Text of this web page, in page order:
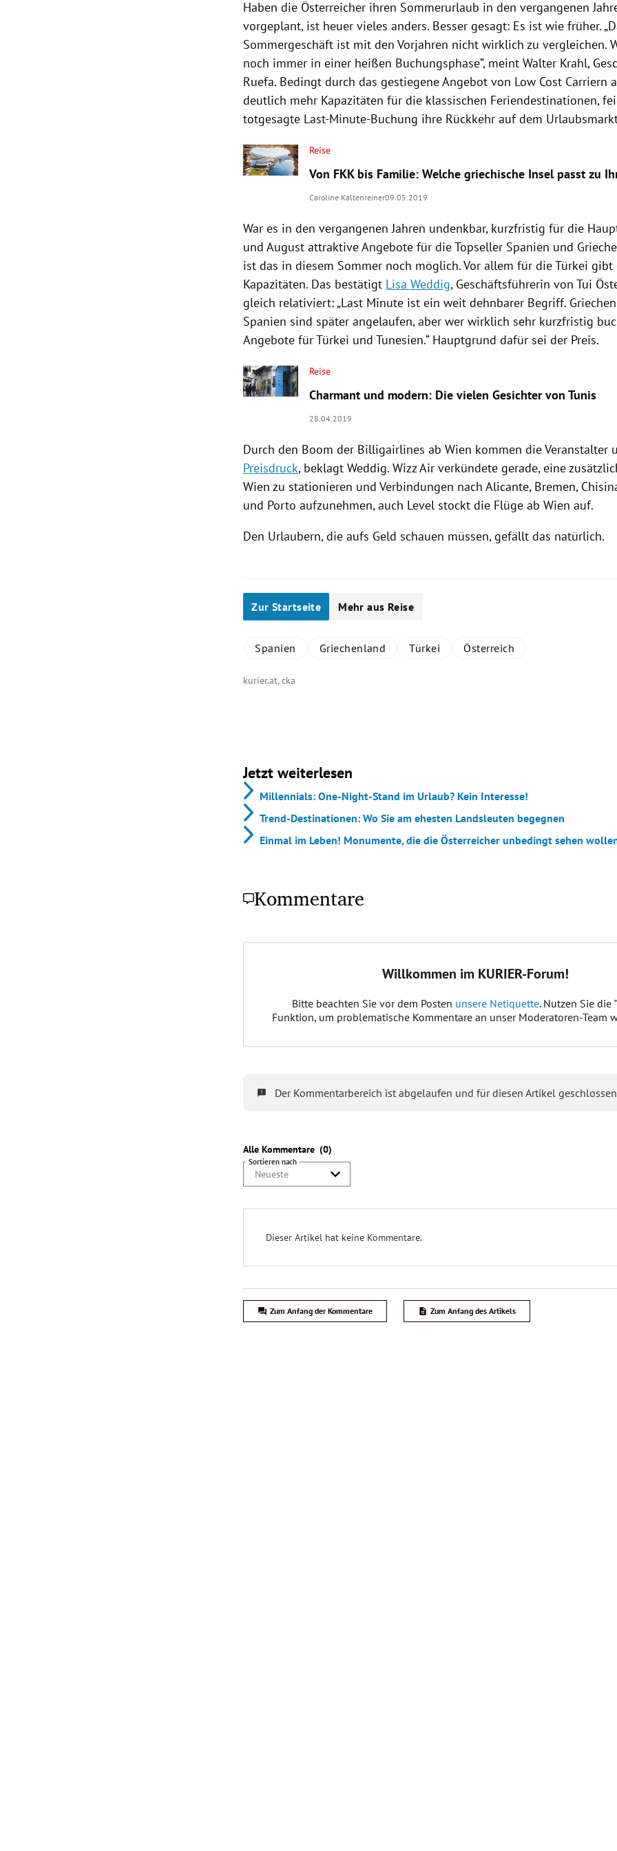
Haben die Österreicher ihren Sommerurlaub in den vergangenen
vorgeplant, ist heuer vieles anders. Besser gesagt: Es ist wie früher.
Sommergeschäft ist mit den Vorjahren nicht wirklich zu vergleichen.
noch immer in einer heißen Buchungsphase“, meint Walter Krahl,
Ruefa. Bedingt durch das gestiegene Angebot von Low Cost Carriern
deutlich mehr Kapazitäten für die klassischen Feriendestinationen,
totgesagte Last-Minute-Buchung ihre Rückkehr auf dem
Reise
Von FKK bis Familie: Welche griechische Insel passt zu
Caroline Kaltenreiner09.05.2019
War es in den vergangenen Jahren undenkbar, kurzfristig für die
und August attraktive Angebote für die Topseller Spanien und
ist das in diesem Sommer noch möglich. Vor allem für dieTürkei gibt
Kapazitäten. Das bestätigt Lisa Weddig, Geschäftsführerin vonTui
gleich relativiert: „Last Minute ist ein weit dehnbarer Begriff.
Spanien sind später angelaufen, aber wer wirklich sehr kurzfristig
Angebote fürTürkei undTunesien.“ Hauptgrund dafür sei der Preis.
Reise
Charmant und modern: Die vielen Gesichter von Tunis
28.04.2019
Durch den Boom der Billigairlines abWien kommen die Veranstalter
Preisdruck, beklagtWeddig.Wizz Air verkündete gerade, eine
Wien zu stationieren und Verbindungen nachAlicante, Bremen,
und Porto aufzunehmen, auch Level stockt die Flüge abWien auf.
Den Urlaubern, die aufs Geld schauen müssen, gefällt das natürlich.
Zur Startseite Mehr aus Reise
Spanien Griechenland Türkei Österreich
kurier.at, cka
Jetzt weiterlesen
Millennials: One-Night-Stand im Urlaub? Kein Interesse!
Trend-Destinationen: Wo Sie am ehesten Landsleuten begegnen
Einmal im Leben! Monumente, die die Österreicher unbedingt sehen
Kommentare